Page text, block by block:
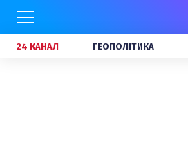
24 КАНАЛ ГЕОПОЛІТИКА